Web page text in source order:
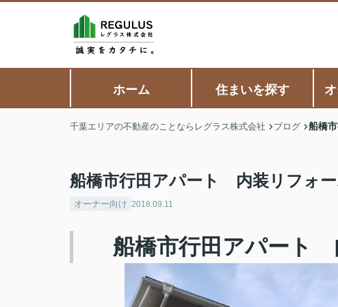
ホーム 住まいを探す
千葉エリアの不動産のことならレグラス株式会社 ブログ 船橋
船橋市行田アパート 内装リフォー
オーナー向け 2018.09.11
船橋市行田アパート